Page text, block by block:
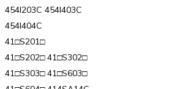
454I203C 454I403C
454I404C
41□S201□
41□S202□ 41□S302□
41□S303□ 41□S603□